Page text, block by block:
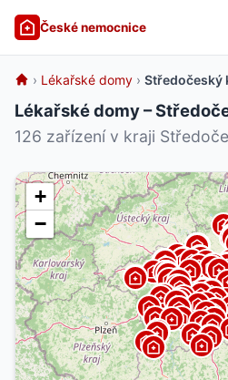
České nemocnice
› Lékařské domy › Středočeský
Lékařské domy –
126 zařízení v kraji
+
−